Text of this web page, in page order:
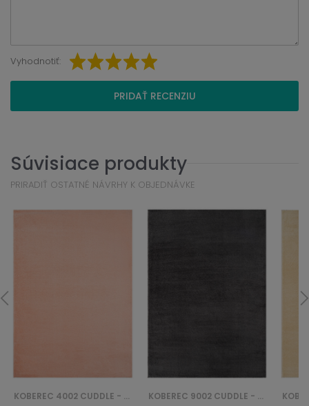
Vyhodnotiť:
PRIDAŤ RECENZIU
Súvisiace produkty
PRIRADIŤ OSTATNÉ NÁVRHY K OBJEDNÁVKE
KOBEREC 4002 CUDDLE - ŁOSOSIOWY KOBEREC 9002 CUDDLE - CZARNY